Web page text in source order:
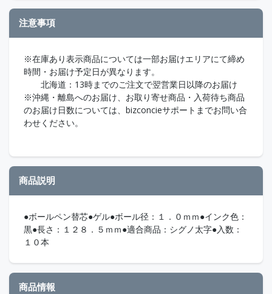
注意事項
※在庫あり表示商品については一部お届けエリアにて締め
時間・お届け予定日が異なります。
北海道：13時までのご注文で翌営業日以降のお届け
※沖縄・離島へのお届け、お取り寄せ商品・入荷待ち商品
のお届け日数については、bizconcieサポートまでお問い合
わせください。
商品説明
●ボールペン替芯●ゲル●ボール径：１．０ｍｍ●インク色：
黒●長さ：１２８．５ｍｍ●適合商品：シグノ太字●入数：
１０本
商品情報